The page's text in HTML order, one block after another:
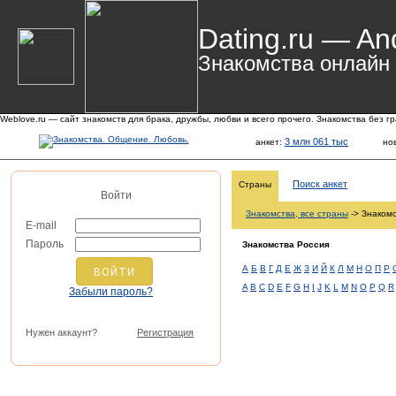
Dating.ru —
Знакомства онлайн
Weblove.ru — сайт знакомств для брака, дружбы, любви и всего прочего. Знакомства без
анкет: 3 млн 061 тыс
Войти
E-mail
Пароль
Забыли пароль?
Нужен аккаунт? Регистрация
Страны Поиск анкет
Знакомства, все страны ->
Знакомства Россия
А Б В Г Д Е Ж З И Й К Л М Н О П Р
A B C D E F G H I J K L M N O P Q R